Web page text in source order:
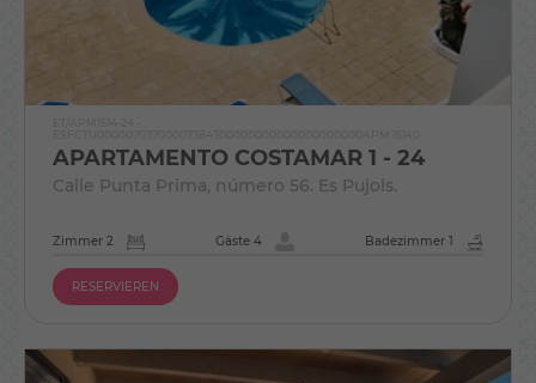
APARTAMENTO COSTAMAR 1 - 24
Calle Punta Prima, número 56. Es Pujols.
Zimmer 2 Gäste 4 Badezimmer 1
RESERVIEREN